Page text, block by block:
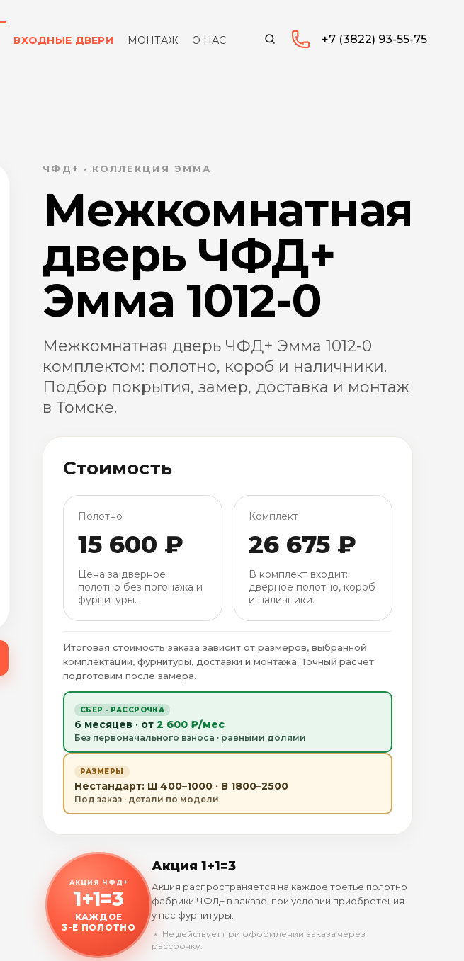
ВХОДНЫЕ ДВЕРИ МОНТАЖ О НАС +7 (3822) 93-55-75
ЧФД+ · КОЛЛЕКЦИЯ ЭММА
Межкомнатная
дверь ЧФД+
Эмма 1012-0
Межкомнатная дверь ЧФД+ Эмма 1012-0
комплектом: полотно, короб и наличники.
Подбор покрытия, замер, доставка и монтаж
в Томске.
Стоимость
Полотно
15 600 ₽
Цена за дверное
полотно без погонажа и
фурнитуры.
Комплект
26 675 ₽
В комплект входит:
дверное полотно, короб
и наличники.
Итоговая стоимость заказа зависит от размеров, выбранной
комплектации, фурнитуры, доставки и монтажа. Точный расчёт
подготовим после замера.
СБЕР · РАССРОЧКА
6 месяцев · от 2 600 ₽/мес
Без первоначального взноса · равными долями
РАЗМЕРЫ
Нестандарт: Ш 400–1000 · В 1800–2500
Под заказ · детали по модели
АКЦИЯ ЧФД+
1+1=3
КАЖДОЕ
3-Е ПОЛОТНО
Акция 1+1=3
Акция распространяется на каждое третье полотно
фабрики ЧФД+ в заказе, при условии приобретения
у нас фурнитуры.
﹡ Не действует при оформлении заказа через
рассрочку.